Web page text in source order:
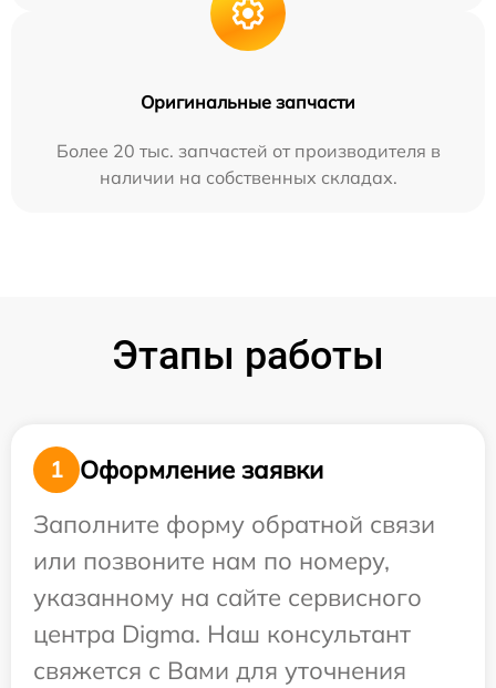
Оригинальные запчасти
Более 20 тыс. запчастей от производителя в
наличии на собственных складах.
Этапы работы
1
Оформление заявки
Заполните форму обратной связи
или позвоните нам по номеру,
указанному на сайте сервисного
центра Digma. Наш консультант
свяжется с Вами для уточнения